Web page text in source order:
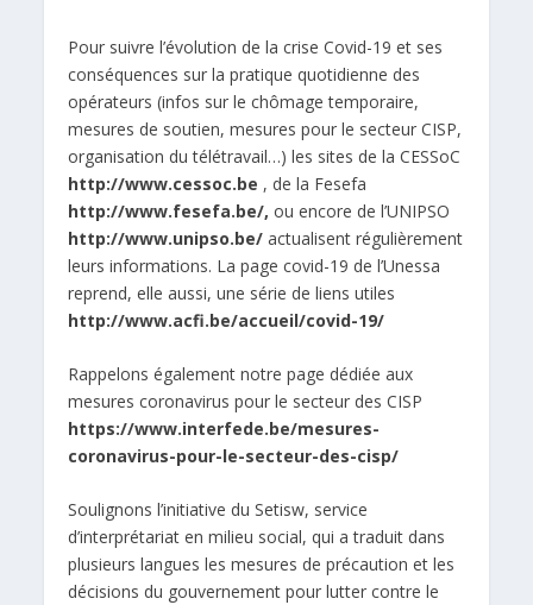
Pour suivrel’évolution de la crise Covid-19 et ses
conséquences sur la pratique quotidienne des
opérateurs (infos sur le chômage temporaire,
mesures de soutien, mesures pour le secteur CISP,
organisation du télétravail…) les sites de la CESSoC
http://www.cessoc.be , de la Fesefa
http://www.fesefa.be/, ou encore de l’UNIPSO
http://www.unipso.be/ actualisent régulièrement
leurs informations. La page covid-19 de l’Unessa
reprend, elle aussi, une série de liens utiles
http://www.acfi.be/accueil/covid-19/
Rappelons également notre page dédiée aux
mesures coronavirus pour le secteur des CISP
https://www.interfede.be/mesures-
coronavirus-pour-le-secteur-des-cisp/
Soulignons l’initiative du Setisw, service
d’interprétariat en milieu social, qui a traduit dans
plusieurs langues les mesures de précaution et les
décisions du gouvernement pour lutter contre le